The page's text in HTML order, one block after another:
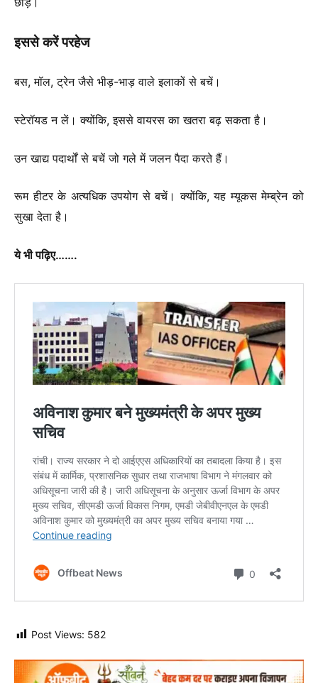
इससे करें परहेज
बस, मॉल, ट्रेन जैसे भीड़-भाड़ वाले इलाकों से बचें।
स्टेरॉयड न लें। क्योंकि, इससे वायरस का खतरा बढ़ सकता है।
उन खाद्य पदार्थों से बचें जो गले में जलन पैदा करते हैं।
रूम हीटर के अत्यधिक उपयोग से बचें। क्योंकि, यह म्यूकस मेम्ब्रेन को
सुखा देता है।
ये भी पढ़िए…….
Post Views: 582